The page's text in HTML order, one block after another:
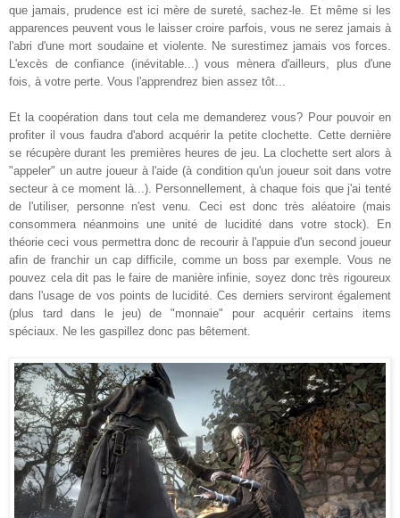
que jamais, prudence est ici mère de sureté, sachez-le. Et même si les
apparences peuvent vous le laisser croire parfois, vous ne serez jamais à
l'abri d'une mort soudaine et violente. Ne surestimez jamais vos forces.
L'excès de confiance (inévitable...) vous mènera d'ailleurs, plus d'une
fois, à votre perte. Vous l'apprendrez bien assez tôt...
Et la coopération dans tout cela me demanderez vous? Pour pouvoir en
profiter il vous faudra d'abord acquérir la petite clochette. Cette dernière
se récupère durant les premières heures de jeu. La clochette sert alors à
"appeler" un autre joueur à l'aide (à condition qu'un joueur soit dans votre
secteur à ce moment là...). Personnellement, à chaque fois que j'ai tenté
de l'utiliser, personne n'est venu. Ceci est donc très aléatoire (mais
consommera néanmoins une unité de lucidité dans votre stock). En
théorie ceci vous permettra donc de recourir à l'appuie d'un second joueur
afin de franchir un cap difficile, comme un boss par exemple. Vous ne
pouvez cela dit pas le faire de manière infinie, soyez donc très rigoureux
dans l'usage de vos points de lucidité. Ces derniers serviront également
(plus tard dans le jeu) de "monnaie" pour acquérir certains items
spéciaux. Ne les gaspillez donc pas bêtement.